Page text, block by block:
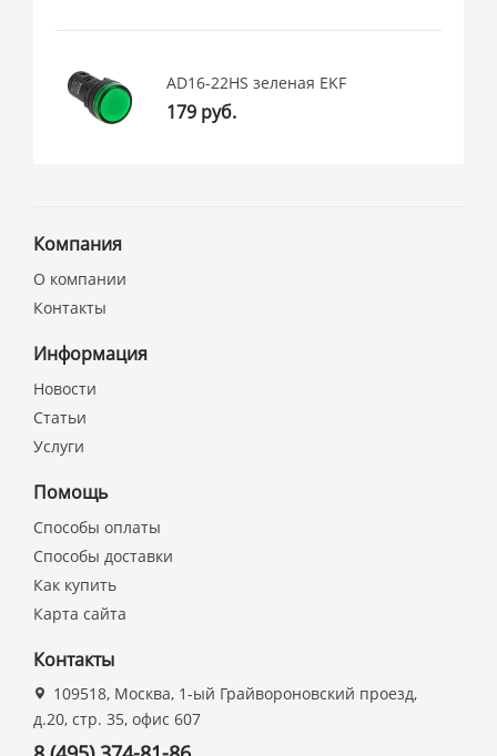
AD16-22HS зеленая EKF
179 руб.
Компания
О компании
Контакты
Информация
Новости
Статьи
Услуги
Помощь
Способы оплаты
Способы доставки
Как купить
Карта сайта
Контакты
109518, Москва, 1-ый Грайвороновский проезд,
д.20, стр. 35, офис 607